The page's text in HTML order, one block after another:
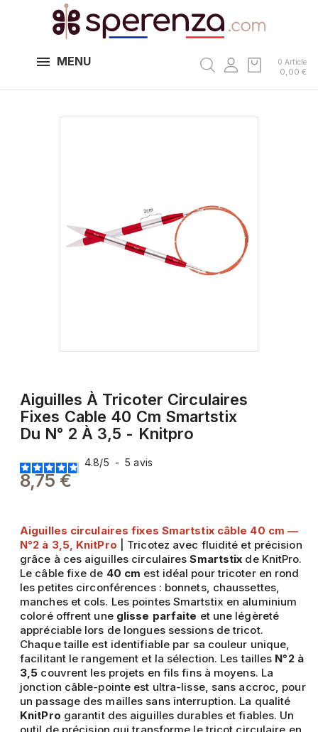
MENU 0 Article
0,00 €
Aiguilles À Tricoter Circulaires
Fixes Cable 40 Cm Smartstix
Du N° 2 À 3,5 - Knitpro
4.8/5 - 5avis
8,75 €
Aiguilles circulaires fixes Smartstix câble 40 cm —
N°2 à 3,5, KnitPro | Tricotez avec fluidité et précision
grâce à ces aiguilles circulairesSmartstix de KnitPro.
Le câble fixe de 40 cm est idéal pour tricoter en rond
les petites circonférences : bonnets, chaussettes,
manches et cols. Les pointes Smartstix en aluminium
coloré offrent une glisse parfaite et une légèreté
appréciable lors de longues sessions de tricot.
Chaque taille est identifiable par sa couleur unique,
facilitant le rangement et la sélection. Les tailles N°2 à
3,5 couvrent les projets en fils fins à moyens. La
jonction câble-pointe est ultra-lisse, sans accroc, pour
un passage des mailles sans interruption. La qualité
KnitPro garantit des aiguilles durables et fiables. Un